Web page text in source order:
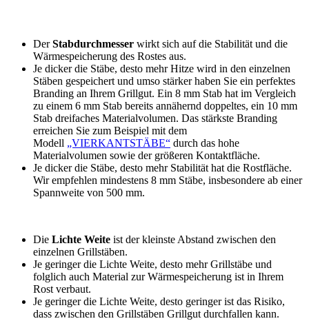
DerStabdurchmesser wirkt sich auf die Stabilität und die
Wärmespeicherung des Rostes aus.
Je dicker die Stäbe, desto mehr Hitze wird in den einzelnen
Stäben gespeichert und umso stärker haben Sie ein perfektes
Branding an Ihrem Grillgut. Ein 8 mm Stab hat im Vergleich
zu einem 6 mm Stab bereits annähernd doppeltes, ein 10 mm
Stab dreifaches Materialvolumen. Das stärkste Branding
erreichen Sie zum Beispiel mit dem
Modell „VIERKANTSTÄBE“ durch das hohe
Materialvolumen sowie der größeren Kontaktfläche.
Je dicker die Stäbe, desto mehr Stabilität hat die Rostfläche.
Wir empfehlen mindestens 8 mm Stäbe, insbesondere ab einer
Spannweite von 500 mm.
Die Lichte Weite ist der kleinste Abstand zwischen den
einzelnen Grillstäben.
Je geringer die Lichte Weite, desto mehr Grillstäbe und
folglich auch Material zur Wärmespeicherung ist in Ihrem
Rost verbaut.
Je geringer die Lichte Weite, desto geringer ist das Risiko,
dass zwischen den Grillstäben Grillgut durchfallen kann.